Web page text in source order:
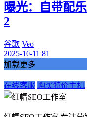
曝光：自带配
2
谷歌 Veo
2025-10-11 81
加载更多
在线客服 购买特价主机